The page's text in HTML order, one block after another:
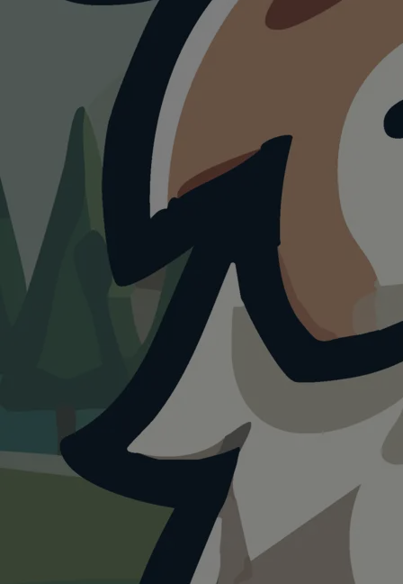
Visualisierung · KI
HUNDEAUSLAUF
Hundegarten
Moabit
Heute ist für Hundegarten Moabit.
Wetterdaten:
Ja
EINTRITT